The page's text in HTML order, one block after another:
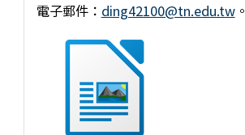
電子郵件： ding42100@tn.edu.tw。